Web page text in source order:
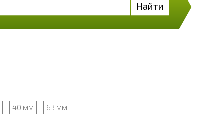
Найти
40 мм
63 мм